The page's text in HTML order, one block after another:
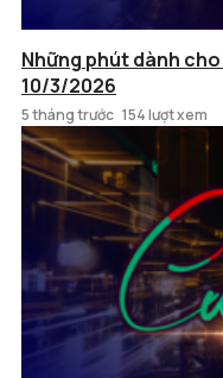
Những phút dành
10/3/2026
5 tháng trước 154 lượt xem